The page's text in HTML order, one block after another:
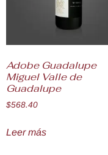
Adobe Guadalupe
Miguel Valle de
Guadalupe
$568.40
Leer más